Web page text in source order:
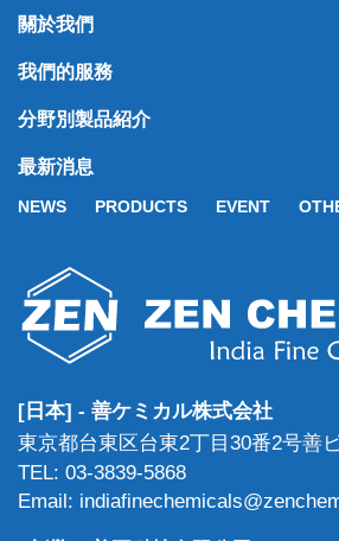
關於我們
我們的服務
分野別製品紹介
最新消息
NEWS PRODUCTS EVENT
[日本] - 善ケミカル株式会社
東京都台東区台東2丁目30番2号善
TEL: 03-3839-5868
Email: